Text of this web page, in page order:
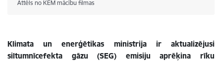
Attēls no KEM mācību filmas
Klimata un enerģētikas ministrija ir aktualizējusi
siltumnīcefekta gāzu (SEG) emisiju aprēķina rīku